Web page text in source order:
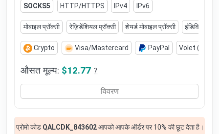
SOCKS5 HTTP/HTTPS IPv4 IPv6
मोबाइल प्रॉक्सी रेज़िडेंशियल प्रॉक्सी शेयर्ड मोबाइल प्रॉक्सी इंडिविजुअल
Crypto Visa/Mastercard PayPal Volet
औसत मूल्य: $12.77 ?
विवरण
प्रोमो कोड QALCDK_843602आपको आपके ऑर्डर पर 10% की छूट देता है।